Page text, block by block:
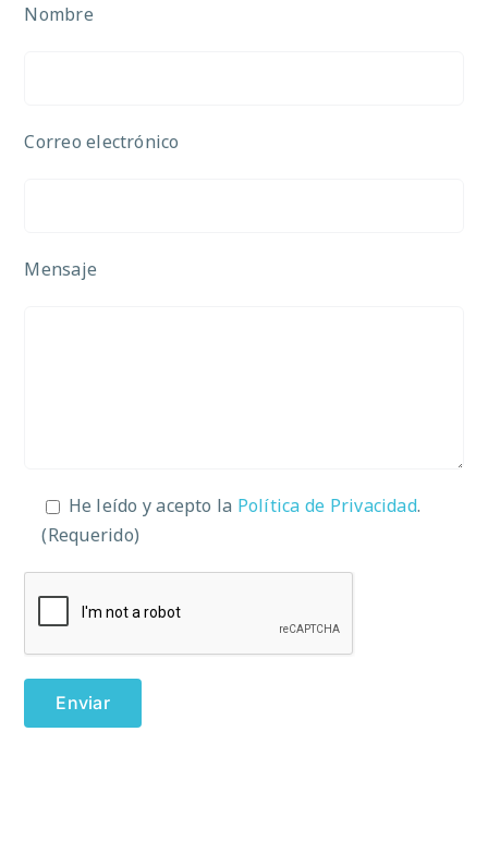
Nombre
Correo electrónico
Mensaje
He leído y acepto la Política de Privacidad.
(Requerido)